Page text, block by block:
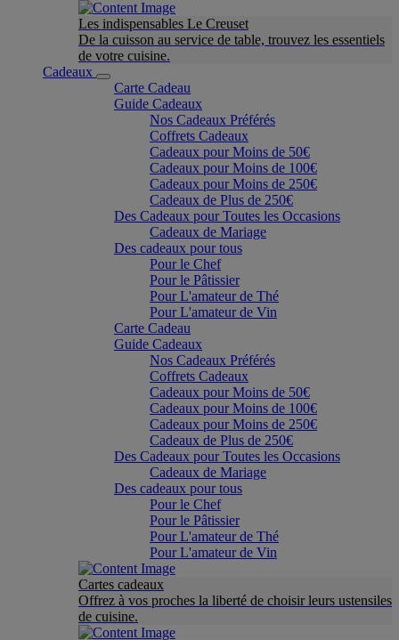
Les indispensables Le Creuset
De la cuisson au service de table, trouvez les essentiels
de votre cuisine.
Cadeaux
Carte Cadeau
Guide Cadeaux
Nos Cadeaux Préférés
Coffrets Cadeaux
Cadeaux pour Moins de 50€
Cadeaux pour Moins de 100€
Cadeaux pour Moins de 250€
Cadeaux de Plus de 250€
Des Cadeaux pour Toutes les Occasions
Cadeaux de Mariage
Des cadeaux pour tous
Pour le Chef
Pour le Pâtissier
Pour L'amateur de Thé
Pour L'amateur de Vin
Carte Cadeau
Guide Cadeaux
Nos Cadeaux Préférés
Coffrets Cadeaux
Cadeaux pour Moins de 50€
Cadeaux pour Moins de 100€
Cadeaux pour Moins de 250€
Cadeaux de Plus de 250€
Des Cadeaux pour Toutes les Occasions
Cadeaux de Mariage
Des cadeaux pour tous
Pour le Chef
Pour le Pâtissier
Pour L'amateur de Thé
Pour L'amateur de Vin
Cartes cadeaux
Offrez à vos proches la liberté de choisir leurs ustensiles
de cuisine.